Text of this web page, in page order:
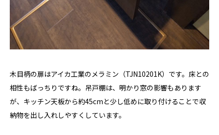
木目柄の扉はアイカ工業のメラミン（TJN10201K）です。床との
相性もばっちりですね。吊戸棚は、明かり窓の影響もあります
が、キッチン天板から約45cmと少し低めに取り付けることで収
納物を出し入れしやすくしています。